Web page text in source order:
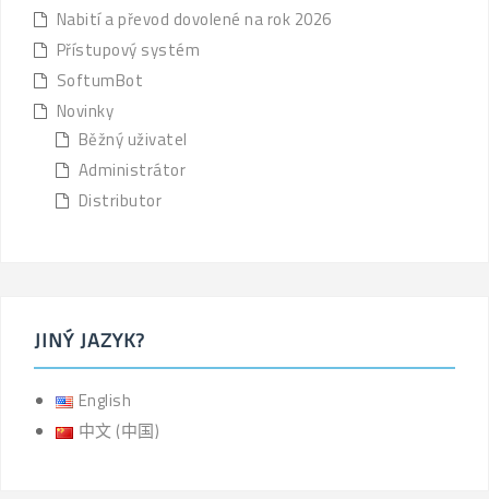
Nabití a převod dovolené na rok 2026
Přístupový systém
SoftumBot
Novinky
Běžný uživatel
Administrátor
Distributor
JINÝ JAZYK?
English
中文 (中国)